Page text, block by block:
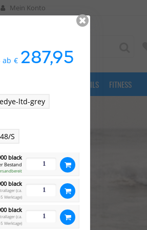
Mein Konto
E-FOILS FITNESS
ab € 287,95
ltd-grey
48/S
black
Bestand
black
(ca.
Werktage)
black
(ca.
Werktage)